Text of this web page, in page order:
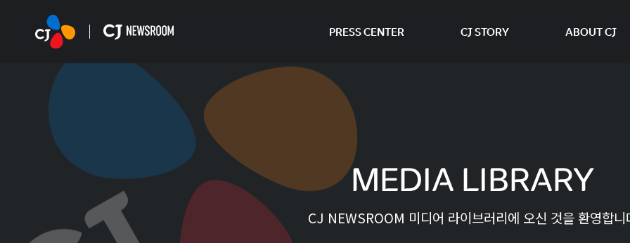
PRESS CENTER CJ STORY ABOUT CJ
MEDIA LIBRARY
CJ NEWSROOM 미디어 라이브러리에 오신 것을 환영합니